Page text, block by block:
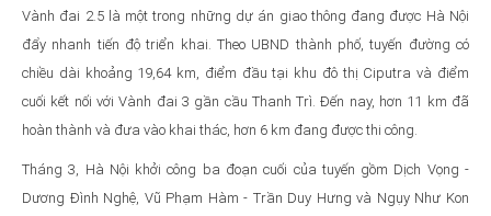
Vành đai 2.5 là một trong những dự án giao thông đang được Hà Nội
đẩy nhanh tiến độ triển khai. Theo UBND thành phố, tuyến đường có
chiều dài khoảng 19,64 km, điểm đầu tại khu đô thị Ciputra và điểm
cuối kết nối với Vành đai 3 gần cầu Thanh Trì. Đến nay, hơn 11 km đã
hoàn thành và đưa vào khai thác, hơn 6 km đang được thi công.
Tháng 3, Hà Nội khởi công ba đoạn cuối của tuyến gồm Dịch Vọng -
Dương Đình Nghệ, Vũ Phạm Hàm - Trần Duy Hưng và Ngụy Như Kon